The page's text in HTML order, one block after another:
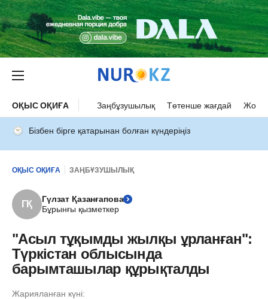
ОҚЫС ОҚИҒА Заңбұзушылық Төтенше жағдай Жол
Бізбен бірге қатарынан болған күндеріңіз
ОҚЫС ОҚИҒА ЗАҢБҰЗУШЫЛЫҚ
ГҚ
Гүлзат Қазанғапова
Бұрынғы қызметкер
"Асыл тұқымды жылқы ұрланған":
Түркістан облысында
барымташылар құрықталды
Жарияланған күні: